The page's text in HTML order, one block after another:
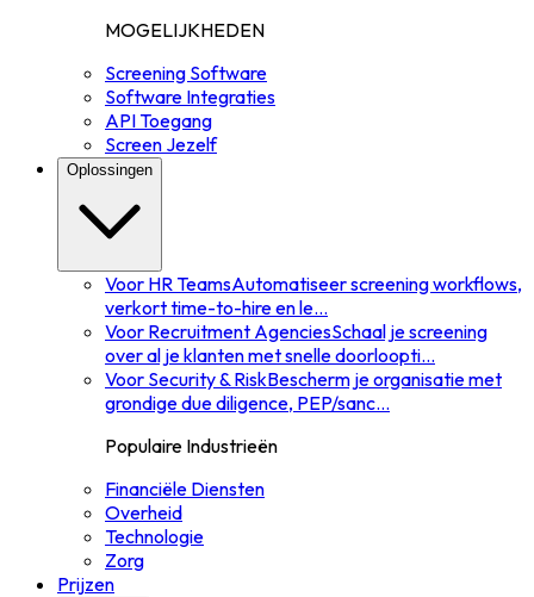
MOGELIJKHEDEN
Screening Software
Software Integraties
API Toegang
Screen Jezelf
Oplossingen
Voor HR TeamsAutomatiseer screening workflows,
verkort time-to-hire en le...
Voor Recruitment AgenciesSchaal je screening
over al je klanten met snelle doorloopti...
Voor Security & RiskBescherm je organisatie met
grondige due diligence, PEP/sanc...
Populaire Industrieën
Financiële Diensten
Overheid
Technologie
Zorg
Prijzen